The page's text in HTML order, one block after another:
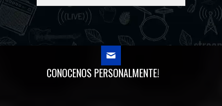
CONOCENOS PERSONALMENTE!